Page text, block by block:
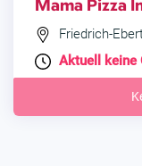
Friedrich-
Aktuell keine